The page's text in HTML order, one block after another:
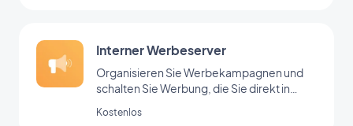
Interner Werbeserver
Organisieren Sie Werbekampagnen und
schalten Sie Werbung, die Sie direkt in
Kostenlos